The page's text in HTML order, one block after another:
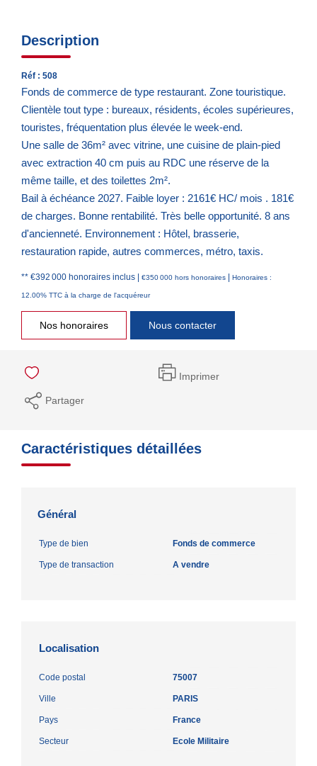
Description
Réf : 508
Fonds de commerce de type restaurant. Zone touristique.
Clientèle tout type : bureaux, résidents, écoles supérieures,
touristes, fréquentation plus élevée le week-end.
Une salle de 36m² avec vitrine, une cuisine de plain-pied
avec extraction 40 cm puis au RDC une réserve de la
même taille, et des toilettes 2m².
Bail à échéance 2027. Faible loyer : 2161€ HC/ mois . 181€
de charges. Bonne rentabilité. Très belle opportunité. 8 ans
d'ancienneté. Environnement : Hôtel, brasserie,
restauration rapide, autres commerces, métro, taxis.
** €392 000 honoraires inclus | €350 000 hors honoraires | Honoraires :
12.00% TTC à la charge de l'acquéreur
Nos honoraires Nous contacter
Imprimer
Partager
Caractéristiques détaillées
Général
Type de bien Fonds de commerce
Type de transaction A vendre
Localisation
Code postal 75007
Ville PARIS
Pays France
Secteur Ecole Militaire